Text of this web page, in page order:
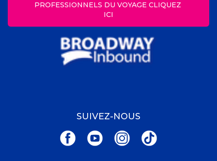
PROFESSIONNELS DU VOYAGE CLIQUEZ
ICI
SUIVEZ-NOUS